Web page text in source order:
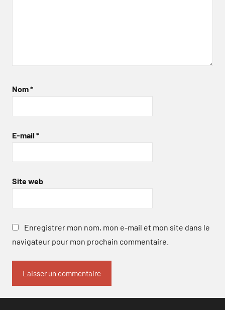
Nom*
E-mail *
Site web
Enregistrer mon nom, mon e-mail et mon site dans le
navigateur pour mon prochain commentaire.